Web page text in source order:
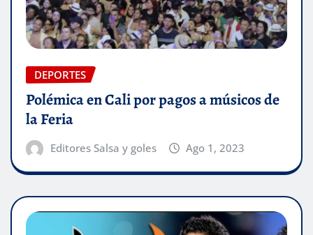
DEPORTES
Polémica en Cali por pagos a músicos de
la Feria
Editores Salsa y goles Ago 1, 2023